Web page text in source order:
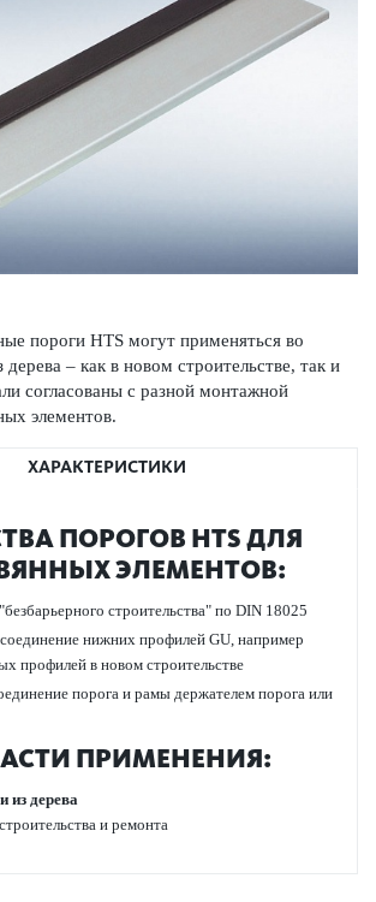
пороги HTS могут применяться во
– как в новом строительстве, так и
согласованы с разной монтажной
элементов.
ХАРАКТЕРИСТИКИ
ПОР­ОГОВ HTS ДЛЯ
ЭЛЕМЕНТОВ:
строительства" по DIN 18025
нижних профилей GU, например
профилей в новом строительстве
порога и рамы держателем порога или
ПРИМЕНЕНИЯ:
из дерева
и ремонта